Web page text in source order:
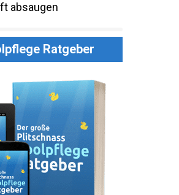
absaugen
Ratgeber